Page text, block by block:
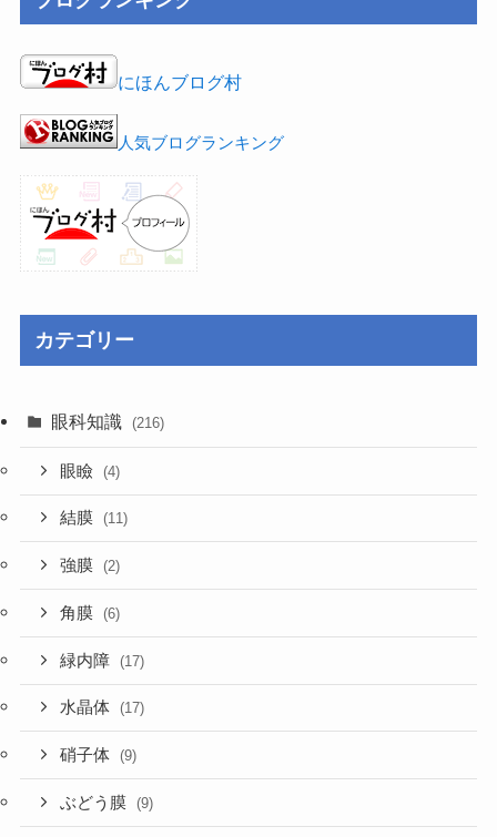
にほんブログ村
人気ブログランキング
カテゴリー
眼科知識 (216)
眼瞼 (4)
結膜 (11)
強膜 (2)
角膜 (6)
緑内障 (17)
水晶体 (17)
硝子体 (9)
ぶどう膜 (9)